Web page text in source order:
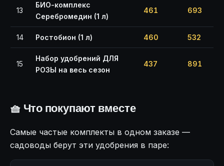
13
БИО-комплекс
Серебромедин (1 л)
461 693
14 Ростобион (1 л) 460 532
15
Набор удобрений ДЛЯ
РОЗЫ на весь сезон
437 891
🧺 Что покупают вместе
Самые частые комплекты в одном заказе —
садоводы берут эти удобрения в паре: